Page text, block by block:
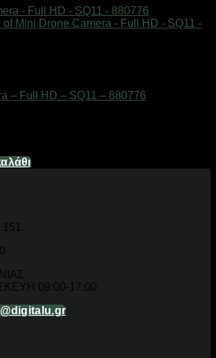
– Full HD – SQ11 – 880776
09:00-17:00